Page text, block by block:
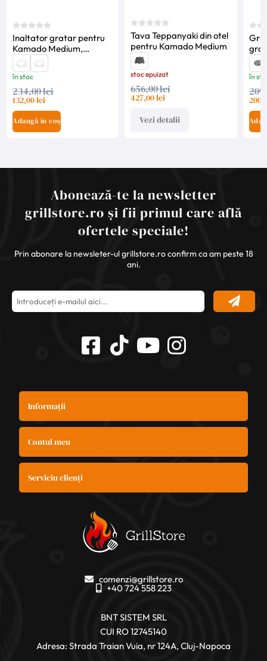
Inaltator gratar pentru
Kamado Medium,
Yakiniku
în stoc
234,00 lei
132,00 lei
Adaugă în coș
Tava Teppanyaki din otel
pentru Kamado Medium
stoc epuizat
656,00 lei
427,00 lei
Vezi detalii
în
Abonează-te la newsletter
grillstore.ro și fii primul care află
ofertele speciale!
Prin abonare la newsleter-ul grillstore.ro confirm ca am peste 18
ani.
Informații
Contul meu
Serviciu clienți
comenzi@grillstore.ro
+40 724 558 223
BNT SISTEM SRL
CUI RO 12745140
Adresa: Strada Traian Vuia, nr 124A, Cluj-Napoca